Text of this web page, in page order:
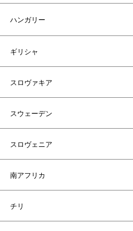
ハンガリー
ギリシャ
スロヴァキア
スウェーデン
スロヴェニア
南アフリカ
チリ